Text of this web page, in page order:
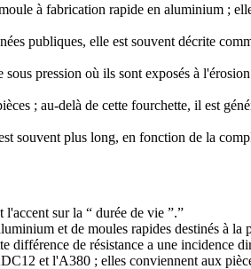
à fabrication rapide en aluminium ;
publiques, elle est souvent décrite
pression où ils sont exposés à
; au-delà de cette fourchette, il est
souvent plus long, en fonction de la
sur la “ durée de vie ”.”
et de moules rapides destinés à la
de résistance a une incidence
et l'A380 ; elles conviennent aux